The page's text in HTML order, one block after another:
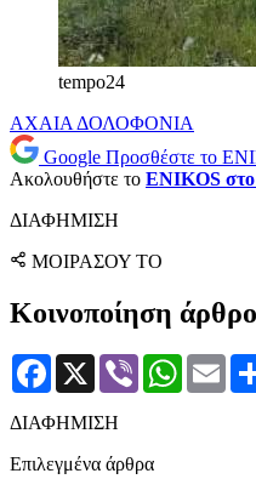
tempo24
ΑΧΑΙΑ ΔΟΛΟΦΟΝΙΑ
Google Προσθέστε το
Ακολουθήστε το ENIKOS
ΔΙΑΦΗΜΙΣΗ
ΜΟΙΡΑΣΟΥ ΤΟ
Κοινοποίηση
Facebook
X Viber WhatsApp
ΔΙΑΦΗΜΙΣΗ
Επιλεγμένα άρθρα